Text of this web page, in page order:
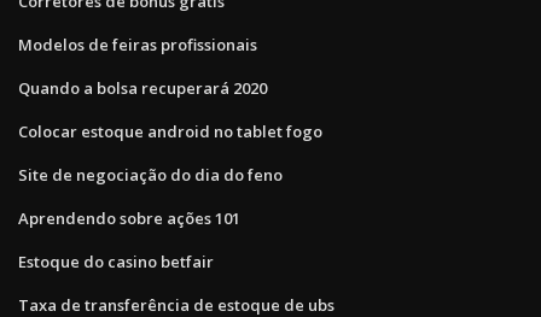
Modelos de feiras profissionais
Quando a bolsa recuperará 2020
Colocar estoque android no tablet fogo
Site de negociação do dia do feno
Aprendendo sobre ações 101
Estoque do casino betfair
Taxa de transferência de estoque de ubs